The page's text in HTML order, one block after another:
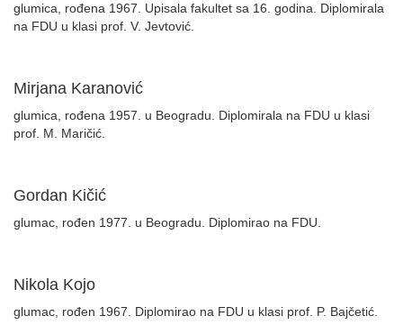
glumica, rođena 1967. Upisala fakultet sa 16. godina. Diplomirala
na FDU u klasi prof. V. Jevtović.
Mirjana Karanović
glumica, rođena 1957. u Beogradu. Diplomirala na FDU u klasi
prof. M. Maričić.
Gordan Kičić
glumac, rođen 1977. u Beogradu. Diplomirao na FDU.
Nikola Kojo
glumac, rođen 1967. Diplomirao na FDU u klasi prof. P. Bajčetić.